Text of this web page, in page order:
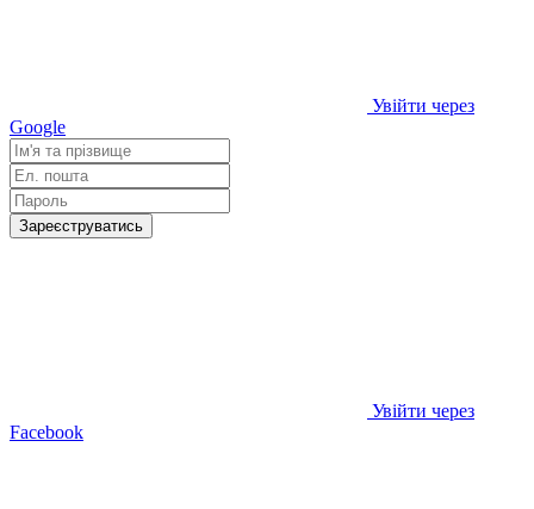
Увійти через
Google
Зареєструватись
Увійти через
Facebook